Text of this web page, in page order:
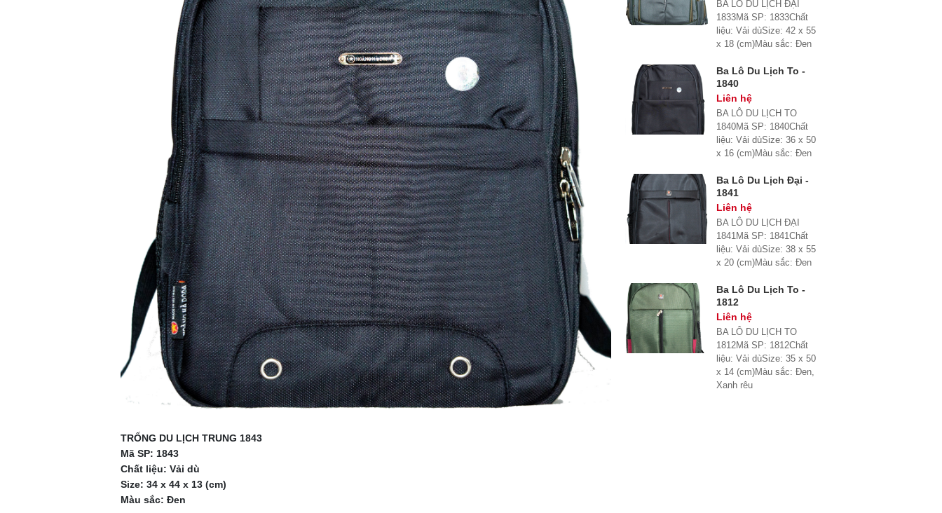
TRỐNG DU LỊCH TRUNG 1843
Mã SP: 1843
Chất liệu: Vải dù
Size: 34 x 44 x 13 (cm)
Màu sắc: Đen
BA LÔ DU LỊCH ĐẠI
1833Mã SP: 1833Chất
liệu: Vải dùSize: 42 x 55
x 18 (cm)Màu sắc: Đen
Ba Lô Du Lịch To -
1840
Liên hệ
BA LÔ DU LỊCH TO
1840Mã SP: 1840Chất
liệu: Vải dùSize: 36 x 50
x 16 (cm)Màu sắc: Đen
Ba Lô Du Lịch Đại -
1841
Liên hệ
BA LÔ DU LỊCH ĐẠI
1841Mã SP: 1841Chất
liệu: Vải dùSize: 38 x 55
x 20 (cm)Màu sắc: Đen
Ba Lô Du Lịch To -
1812
Liên hệ
BA LÔ DU LỊCH TO
1812Mã SP: 1812Chất
liệu: Vải dùSize: 35 x 50
x 14 (cm)Màu sắc: Đen,
Xanh rêu